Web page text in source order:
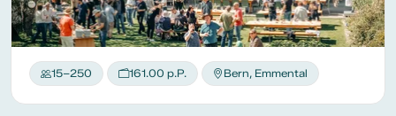
15–250 161.00 p.P. Bern, Emmental